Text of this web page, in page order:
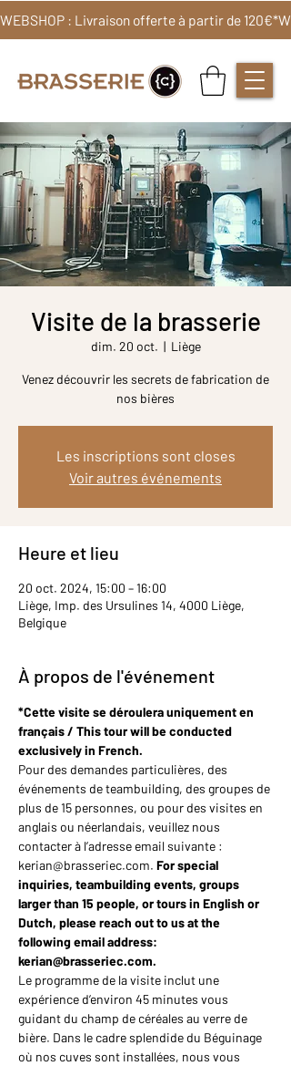
WEBSHOP : Livraison offerte à partir de 120€*
Visite de la brasserie
dim. 20 oct.
  |
Liège
Venez découvrir les secrets de fabrication de
nos bières
Les inscriptions sont closes
Voir autres événements
Heure et lieu
20 oct. 2024, 15:00 – 16:00
Liège, Imp. des Ursulines 14, 4000 Liège,
Belgique
À propos de l'événement
*Cette visite se déroulera uniquement en
français / This tour will be conducted
exclusively in French.
Pour des demandes particulières, des
événements de teambuilding, des groupes de
plus de 15 personnes, ou pour des visites en
anglais ou néerlandais, veuillez nous
contacter à l’adresse email suivante :
kerian@brasseriec.com. For special
inquiries, teambuilding events, groups
larger than 15 people, or tours in English or
Dutch, please reach out to us at the
following email address:
kerian@brasseriec.com.
Le programme de la visite inclut une
expérience d’environ 45 minutes vous
guidant du champ de céréales au verre de
bière. Dans le cadre splendide du Béguinage
où nos cuves sont installées, nous vous